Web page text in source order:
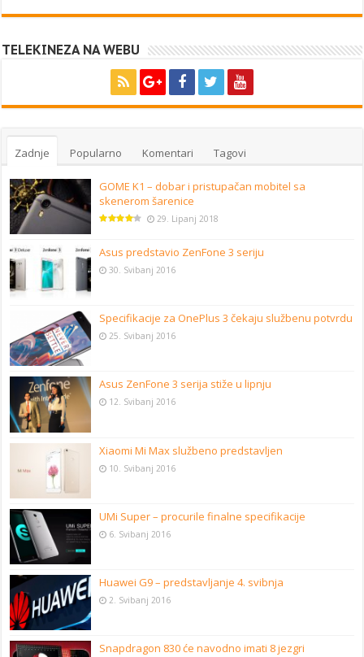
TELEKINEZA NA WEBU
Zadnje Popularno Komentari Tagovi
GOME K1 – dobar i pristupačan mobitel sa
skenerom šarenice
29. Lipanj 2018
Asus predstavio ZenFone 3 seriju
30. Svibanj 2016
Specifikacije za OnePlus 3 čekaju službenu potvrdu
25. Svibanj 2016
Asus ZenFone 3 serija stiže u lipnju
12. Svibanj 2016
Xiaomi Mi Max službeno predstavljen
10. Svibanj 2016
UMi Super – procurile finalne specifikacije
6. Svibanj 2016
Huawei G9 – predstavljanje 4. svibnja
2. Svibanj 2016
Snapdragon 830 će navodno imati 8 jezgri